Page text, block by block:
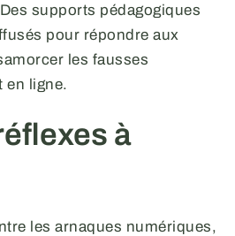
supports pédagogiques
pour répondre aux
les fausses
en ligne.
à
les arnaques numériques,